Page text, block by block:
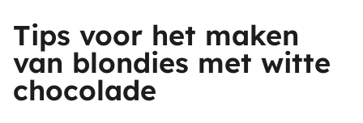
Tips voor het maken
van blondies met witte
chocolade